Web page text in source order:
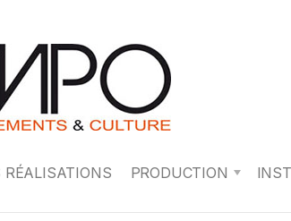
RÉALISATIONS PRODUCTION